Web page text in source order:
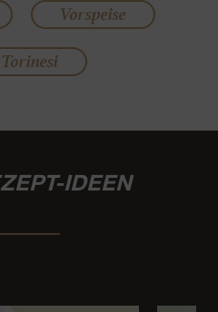
Vorspeise
IDEEN